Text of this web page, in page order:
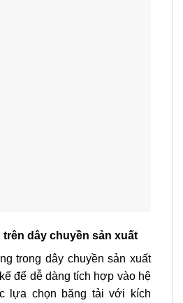
dây chuyền sản xuất
trong dây chuyền sản xuất
để dễ dàng tích hợp vào hệ
lựa chọn băng tải với kích